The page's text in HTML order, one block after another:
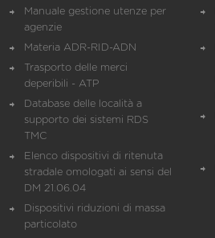
Manuale gestione utenze per
agenzie
Materia ADR-RID-ADN
Trasporto delle merci
deperibili - ATP
Database delle località a
supporto dei sistemi RDS
TMC
Elenco dispositivi di ritenuta
stradale omologati ai sensi del
DM 21.06.04
Dispositivi riduzioni di massa
particolato